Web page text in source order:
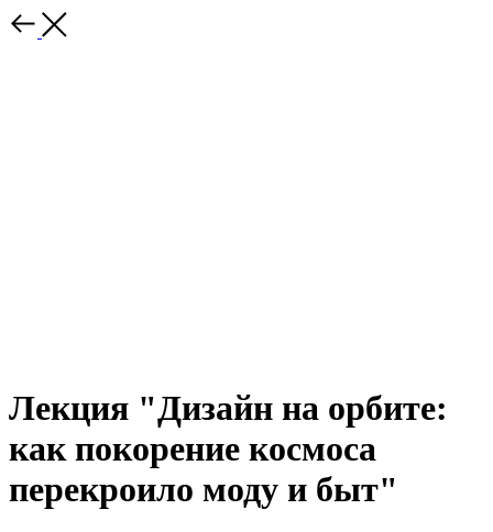
Лекция "Дизайн на орбите:
как покорение космоса
перекроило моду и быт"